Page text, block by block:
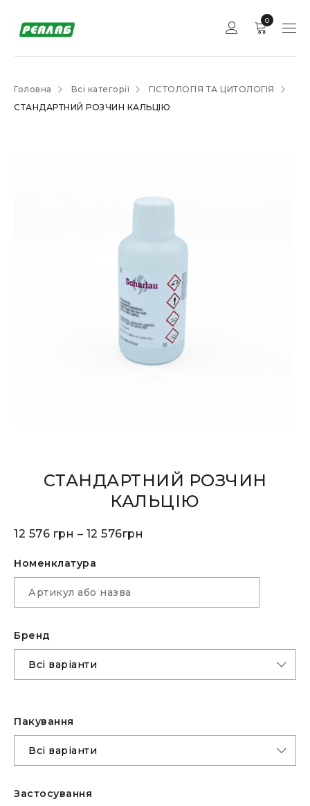
0
Головна Всі категорії
ГІСТОЛОГІЯ ТА ЦИТОЛОГІЯ
СТАНДАРТНИЙ РОЗЧИН КАЛЬЦІЮ
СТАНДАРТНИЙ РОЗЧИН
КАЛЬЦІЮ
12 576 грн – 12 576грн
Номенклатура
Бренд
Пакування
Застоcування